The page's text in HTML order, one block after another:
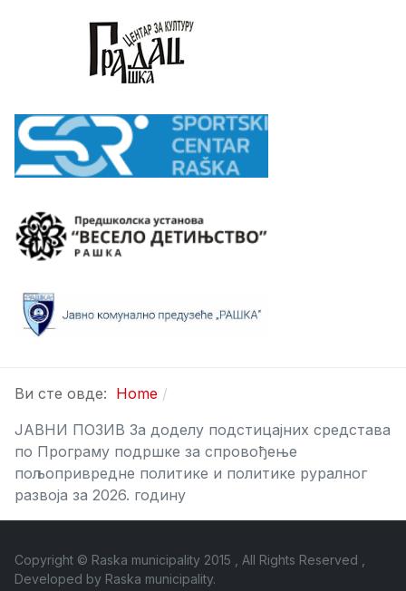
Ви сте овде: Home
ЈАВНИ ПОЗИВ За доделу подстицајних средстава
по Програму подршке за спровођење
пољопривредне политике и политике руралног
развоја за 2026. годину
Copyright © Raska municipality 2015 , All Rights Reserved ,
Developed by Raska municipality.